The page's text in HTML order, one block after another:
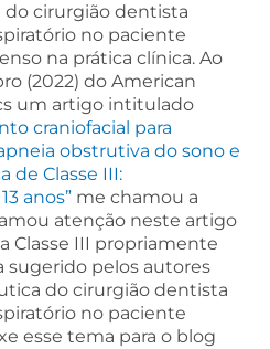
cirurgião dentista
no paciente
na prática clínica. Ao
(2022) do American
um artigo intitulado
craniofacial para
obstrutiva do sono e
de Classe III:
anos” me chamou a
atenção neste artigo
Classe III propriamente
sugerido pelos autores
do cirurgião dentista
no paciente
esse tema para o blog